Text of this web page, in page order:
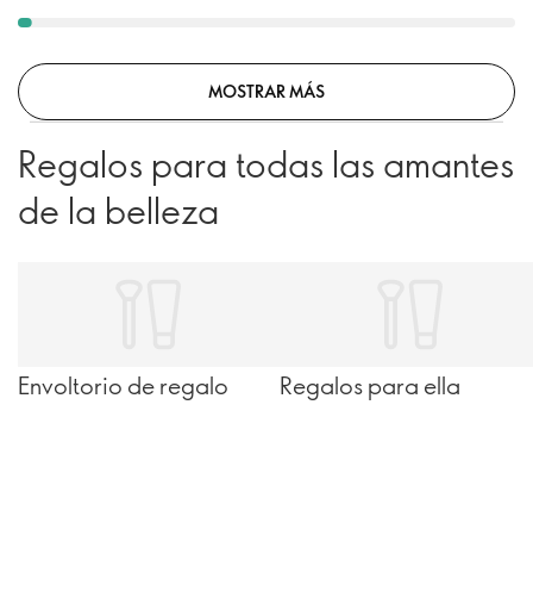
MOSTRAR MÁS
Regalos para todas las amantes
de la belleza
Envoltorio de regalo Regalos para ella